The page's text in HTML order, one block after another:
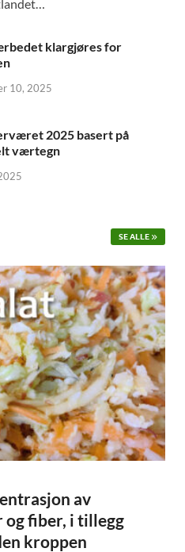
klargjøres for
10, 2025
2025 basert på
værtegn
SE ALLE
av
fiber, i tillegg
kroppen